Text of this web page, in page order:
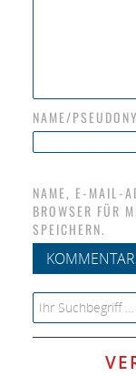
NAME/
NAME, E-MAIL-
BROWSER FÜR
SPEICHERN.
Search for: